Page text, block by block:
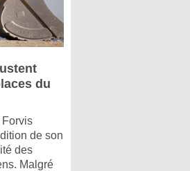
du
de son
des
Malgré